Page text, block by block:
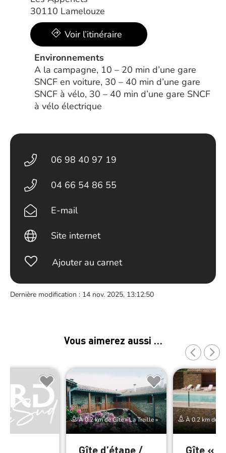
30110 Lamelouze
Voir l’itinéraire
Environnements
A la campagne, 10 – 20 min d’une gare
SNCF en voiture, 30 – 40 min d’une gare
SNCF à vélo, 30 – 40 min d’une gare SNCF
à vélo électrique
06 98 40 97 19
04 66 54 86 55
E-mail
Site internet
Ajouter au carnet
Dernière modification : 14 nov. 2025, 13:12:50
Vous aimerez aussi …
À 0.2 km de Gîte « La Treille »
Gîte d’étape /
À 0.2 km de
Gîte «